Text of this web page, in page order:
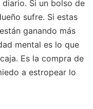
Si un bolso de
sufre. Si estas
ganando más
mental es lo que
Es la compra de
a estropear lo